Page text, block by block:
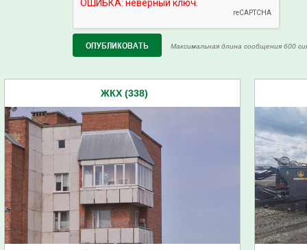
Максимальная длина сообщения 600
ЖКХ (338)